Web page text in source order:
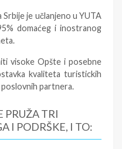
je učlanjeno u YUTA
domaćeg i inostranog
visoke Opšte i posebne
kvaliteta turistickih
partnera.
PRUŽA TRI
I PODRŠKE, I TO: